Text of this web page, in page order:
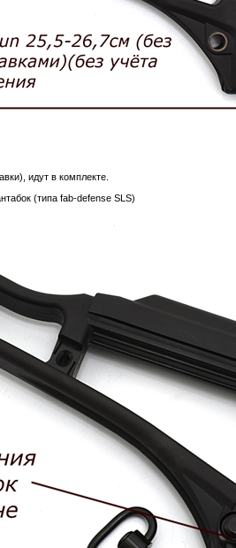
идут в комплекте.
(типа fab-defense SLS)